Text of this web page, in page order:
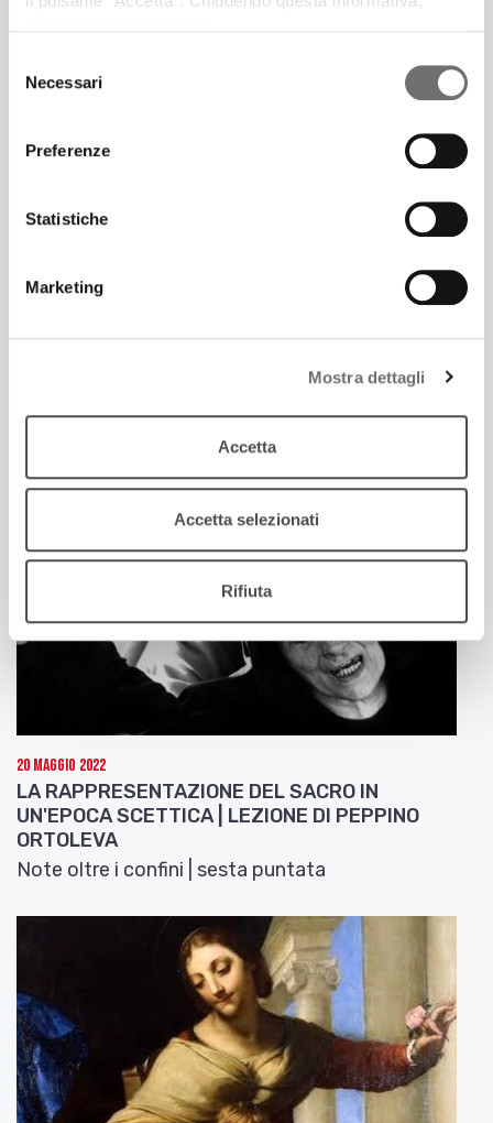
delNecessari
Preferenze
Statistiche
Marketing
Mostra dettagli
Accetta
Accetta selezionati
Rifiuta
SPECIALE 900 FEST | OPERAZIONE MARCIA SU
Paola Salvatori introduce il documentario di
Valentino Misino
20 Maggio 2022
LA RAPPRESENTAZIONE DEL SACRO IN
UN'EPOCA SCETTICA | LEZIONE DI PEPPINO
ORTOLEVA
Note oltre i confini | sesta puntata